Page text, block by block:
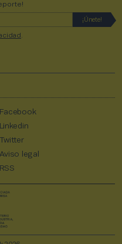
Facebook
Linkedin
Twitter
Aviso legal
RSS